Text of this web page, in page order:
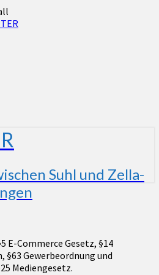
Suhl und Zella-
Commerce Gesetz, §14
Gewerbeordnung und
Mediengesetz.